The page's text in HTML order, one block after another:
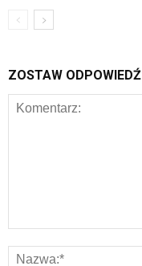
ZOSTAW ODPOWIEDŹ